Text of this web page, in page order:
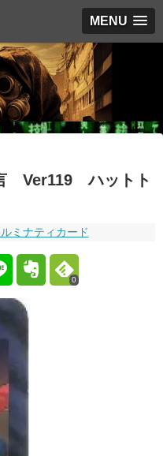
MENU
Ver119 ハットト
ミナティカード
0